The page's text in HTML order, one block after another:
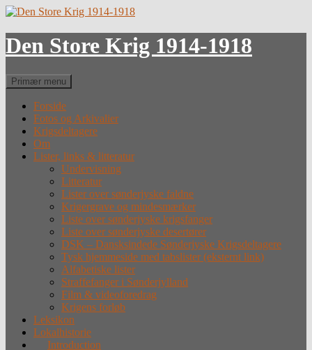
Hop
indhold
Den Store Krig 1914-1918
Søg
Primær menu
Forside
Fotos og Arkivalier
Krigsdeltagere
Om
Lister, links & litteratur
Undervisning
Litteratur
Lister over sønderjyske faldne
Krigergrave og mindesmærker
Liste over sønderjyske krigsfanger
Liste over sønderjyske desertører
DSK – Dansksindede Sønderjyske Krigsdeltagere
Tysk hjemmeside med tabslister (eksternt link)
Alfabetiske lister
Straffefanger i Sønderjylland
Film & videoforedrag
Krigens forløb
Leksikon
Lokalhistorie
Introduction